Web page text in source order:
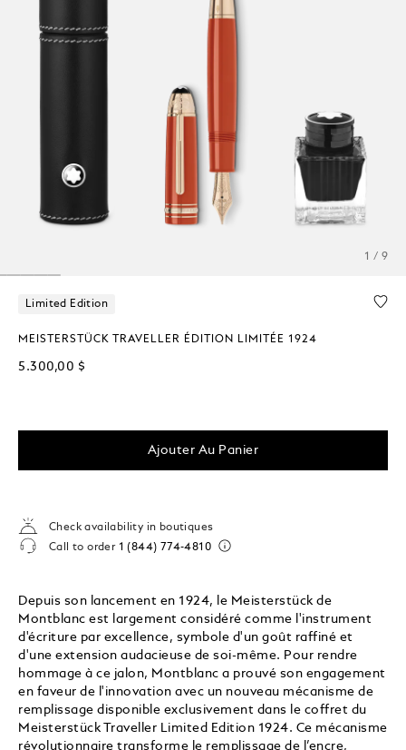
1 / 9
Limited Edition
MEISTERSTÜCK TRAVELLER ÉDITION LIMITÉE 1924
5.300,00 $
Ajouter Au Panier
Check availability in boutiques
Call to order 1 (844) 774-4810
Depuis son lancement en 1924, le Meisterstück de
Montblanc est largement considéré comme l'instrument
d'écriture par excellence, symbole d'un goût raffiné et
d'une extension audacieuse de soi-même. Pour rendre
hommage à ce jalon, Montblanc a prouvé son engagement
en faveur de l'innovation avec un nouveau mécanisme de
remplissage disponible exclusivement dans le coffret du
Meisterstück Traveller Limited Edition 1924. Ce mécanisme
révolutionnaire transforme le remplissage de l’encre,